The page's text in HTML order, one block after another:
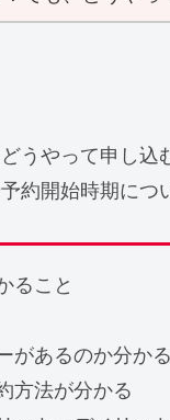
うやって申し
約開始時期につ
ること
があるのか分かる
方法が分かる